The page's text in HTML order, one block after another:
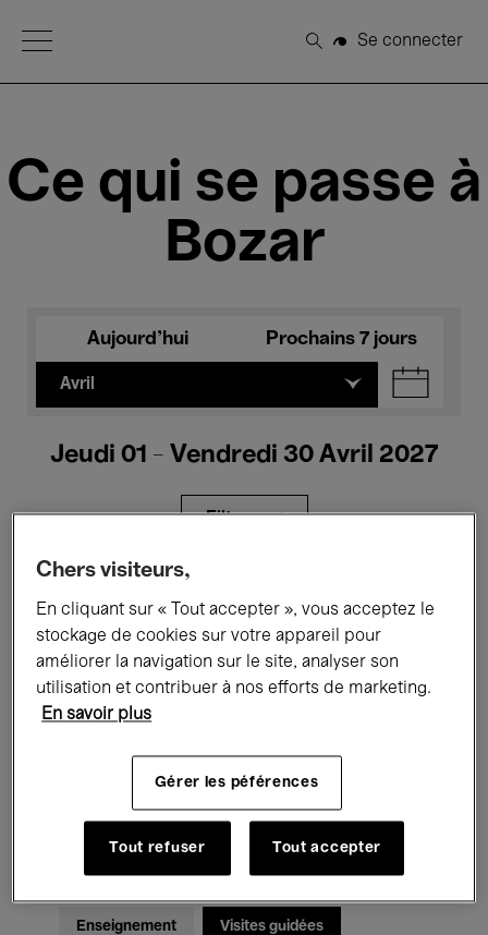
Open Menu
Rechercher
Se connecter
Ce qui se passe à
Bozar
Aujourd'hui Prochains 7 jours
Avril
Jeudi 01 - Vendredi 30 Avril 2027
Filtres
Expositions Films Performances
Rencontres & Débats Jazz
Musique électronique
Pour tous Kids’ Palace
Enseignement Visites guidées
Chers visiteurs,
En cliquant sur « Tout accepter », vous acceptez le
stockage de cookies sur votre appareil pour
améliorer la navigation sur le site, analyser son
utilisation et contribuer à nos efforts de marketing.
En savoir plus
Gérer les péférences
Tout refuser Tout accepter